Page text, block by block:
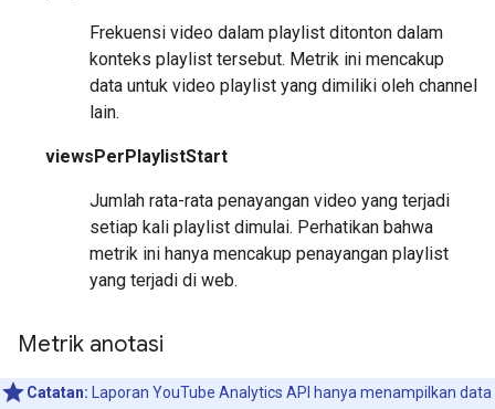
Frekuensi video dalam playlist ditonton dalam
konteks playlist tersebut. Metrik ini mencakup
data untuk video playlist yang dimiliki oleh channel
lain.
viewsPerPlaylistStart
Jumlah rata-rata penayangan video yang terjadi
setiap kali playlist dimulai. Perhatikan bahwa
metrik ini hanya mencakup penayangan playlist
yang terjadi di web.
Metrik anotasi
Catatan: Laporan YouTube Analytics API hanya menampilkan data